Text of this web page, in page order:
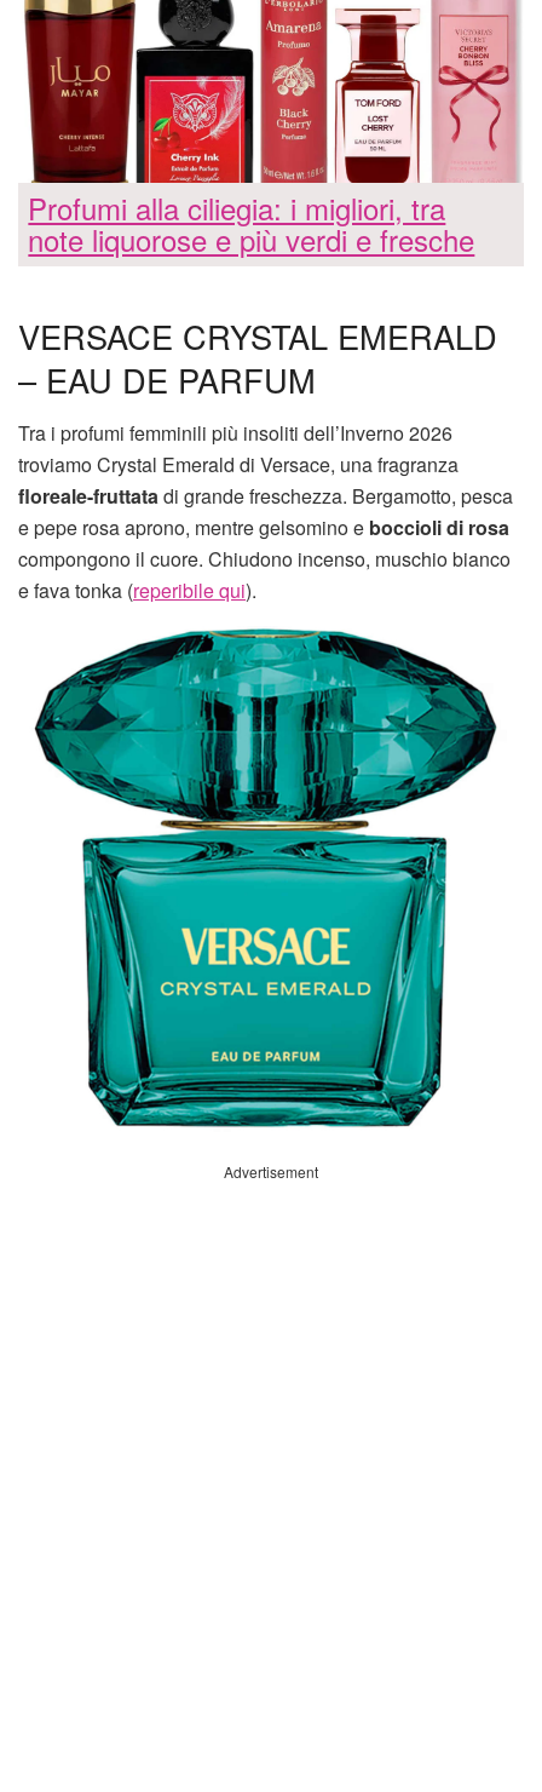
Profumi alla ciliegia: i migliori, tra
note liquorose e più verdi e fresche
VERSACE CRYSTAL EMERALD
– EAU DE PARFUM
Tra i profumi femminili più insoliti dell’Inverno 2026
troviamo Crystal Emerald di Versace, una fragranza
floreale-fruttatadi grande freschezza. Bergamotto, pesca
e pepe rosa aprono, mentre gelsomino e boccioli di rosa
compongono il cuore. Chiudono incenso, muschio bianco
e fava tonka (reperibile qui).
Advertisement